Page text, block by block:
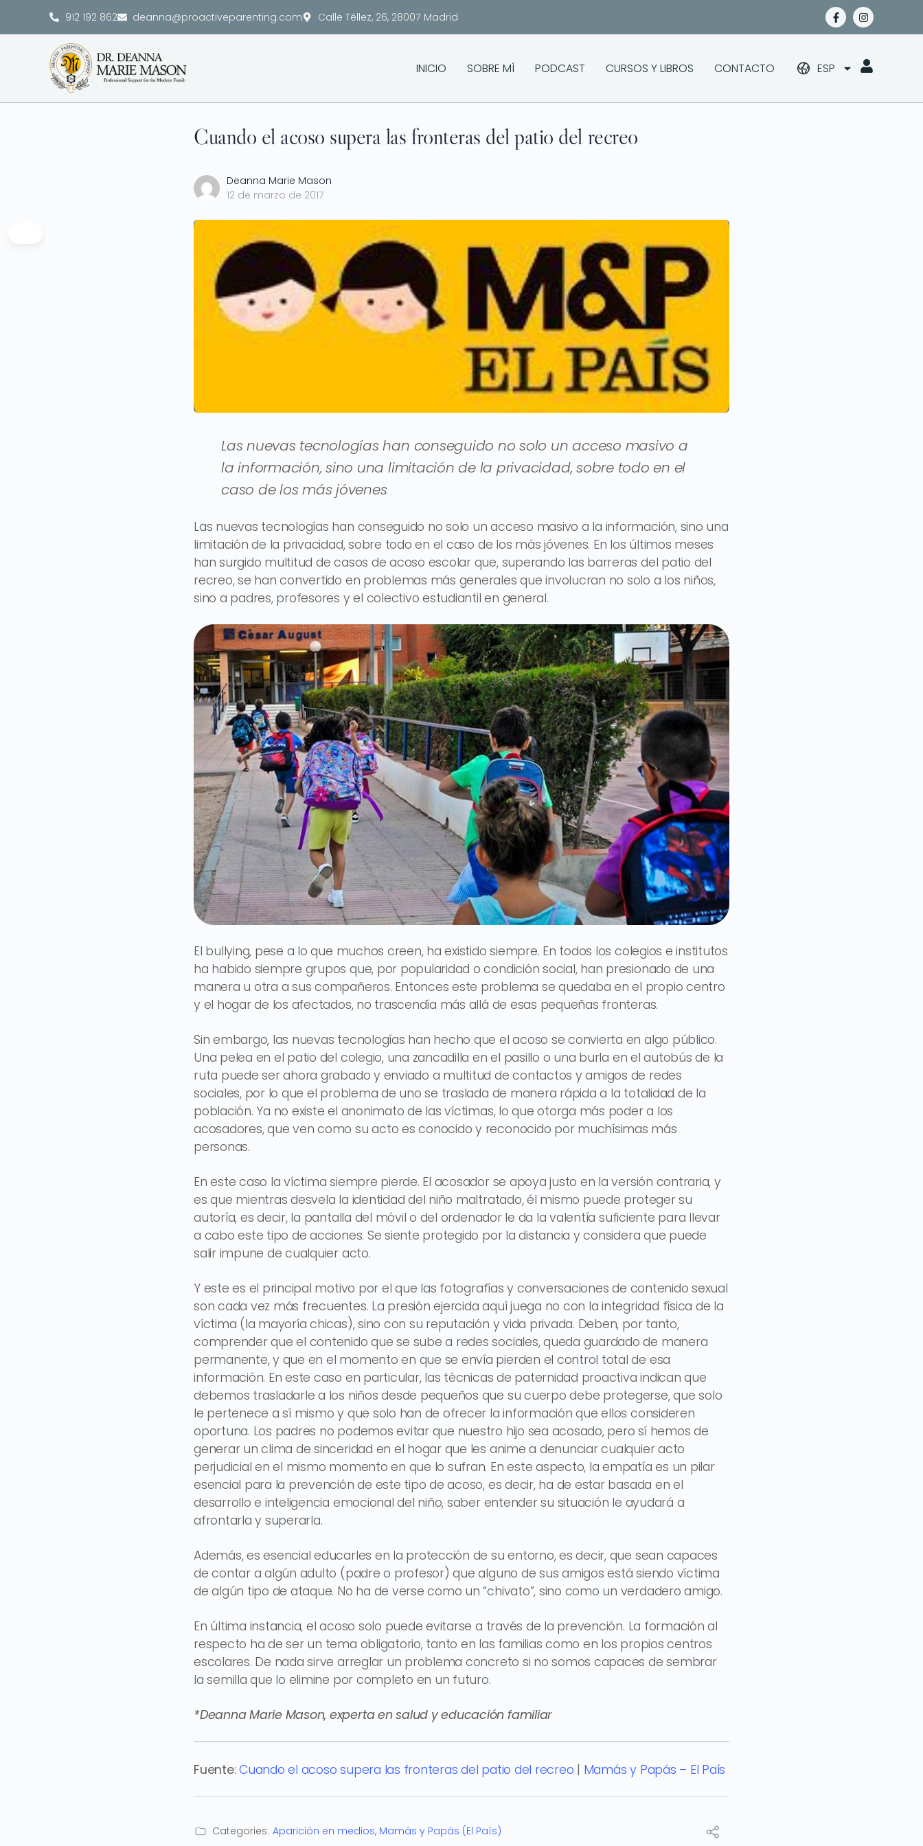
912 192 862 deanna@proactiveparenting.com Calle Téllez, 26, 28007 Madrid
INICIO SOBRE MÍ PODCAST CURSOS Y LIBROS CONTACTO ESP
Cuando el acoso supera las fronteras del patio del recreo
Deanna Marie Mason
12 de marzo de 2017
Las nuevas tecnologías han conseguido no solo un acceso masivo a
la información, sino una limitación de la privacidad, sobre todo en el
caso de los más jóvenes
Las nuevas tecnologías han conseguido no solo un acceso masivo a la información, sino una
limitación de la privacidad, sobre todo en el caso de los más jóvenes. En los últimos meses
han surgido multitud de casos de acoso escolar que, superando las barreras del patio del
recreo, se han convertido en problemas más generales que involucran no solo a los niños,
sino a padres, profesores y el colectivo estudiantil en general.
El bullying, pese a lo que muchos creen, ha existido siempre. En todos los colegios e institutos
ha habido siempre grupos que, por popularidad o condición social, han presionado de una
manera u otra a sus compañeros. Entonces este problema se quedaba en el propio centro
y el hogar de los afectados, no trascendía más allá de esas pequeñas fronteras.
Sin embargo, las nuevas tecnologías han hecho que el acoso se convierta en algo público.
Una pelea en el patio del colegio, una zancadilla en el pasillo o una burla en el autobús de la
ruta puede ser ahora grabado y enviado a multitud de contactos y amigos de redes
sociales, por lo que el problema de uno se traslada de manera rápida a la totalidad de la
población. Ya no existe el anonimato de las víctimas, lo que otorga más poder a los
acosadores, que ven como su acto es conocido y reconocido por muchísimas más
personas.
En este caso la víctima siempre pierde. El acosador se apoya justo en la versión contraria, y
es que mientras desvela la identidad del niño maltratado, él mismo puede proteger su
autoría, es decir, la pantalla del móvil o del ordenador le da la valentía suficiente para llevar
a cabo este tipo de acciones. Se siente protegido por la distancia y considera que puede
salir impune de cualquier acto.
Y este es el principal motivo por el que las fotografías y conversaciones de contenido sexual
son cada vez más frecuentes. La presión ejercida aquí juega no con la integridad física de la
víctima (la mayoría chicas), sino con su reputación y vida privada. Deben, por tanto,
comprender que el contenido que se sube a redes sociales, queda guardado de manera
permanente, y que en el momento en que se envía pierden el control total de esa
información. En este caso en particular, las técnicas de paternidad proactiva indican que
debemos trasladarle a los niños desde pequeños que su cuerpo debe protegerse, que solo
le pertenece a sí mismo y que solo han de ofrecer la información que ellos consideren
oportuna. Los padres no podemos evitar que nuestro hijo sea acosado, pero sí hemos de
generar un clima de sinceridad en el hogar que les anime a denunciar cualquier acto
perjudicial en el mismo momento en que lo sufran. En este aspecto, la empatía es un pilar
esencial para la prevención de este tipo de acoso, es decir, ha de estar basada en el
desarrollo e inteligencia emocional del niño, saber entender su situación le ayudará a
afrontarla y superarla.
Además, es esencial educarles en la protección de su entorno, es decir, que sean capaces
de contar a algún adulto (padre o profesor) que alguno de sus amigos está siendo víctima
de algún tipo de ataque. No ha de verse como un “chivato”, sino como un verdadero amigo.
En última instancia, el acoso solo puede evitarse a través de la prevención. La formación al
respecto ha de ser un tema obligatorio, tanto en las familias como en los propios centros
escolares. De nada sirve arreglar un problema concreto si no somos capaces de sembrar
la semilla que lo elimine por completo en un futuro.
*Deanna Marie Mason, experta en salud y educación familiar
Fuente:Cuando el acoso supera las fronteras del patio del recreo | Mamás y Papás – El País
Categories: Aparición en medios, Mamás y Papás (El País)